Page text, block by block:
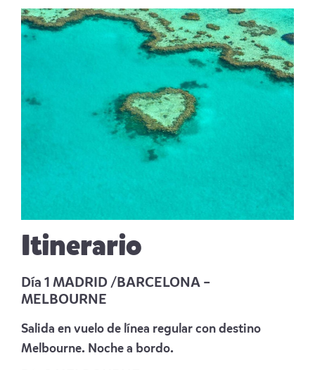
Itinerario
Día 1 MADRID /BARCELONA –
MELBOURNE
Salida en vuelo de línea regular con destino
Melbourne. Noche a bordo.